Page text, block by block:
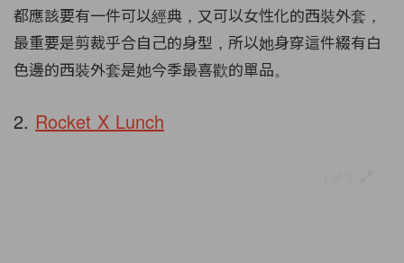
都應該要有一件可以經典，又可以女性化的西裝外套，
最重要是剪裁乎合自己的身型，所以她身穿這件綴有白
色邊的西裝外套是她今季最喜歡的單品。
2. Rocket X Lunch